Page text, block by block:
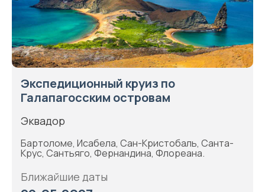
Экспедиционный круиз по
Галапагосским островам
Эквадор
Бартоломе, Исабела, Сан-Кристобаль, Санта-
Крус, Сантьяго, Фернандина, Флореана.
Ближайшие даты